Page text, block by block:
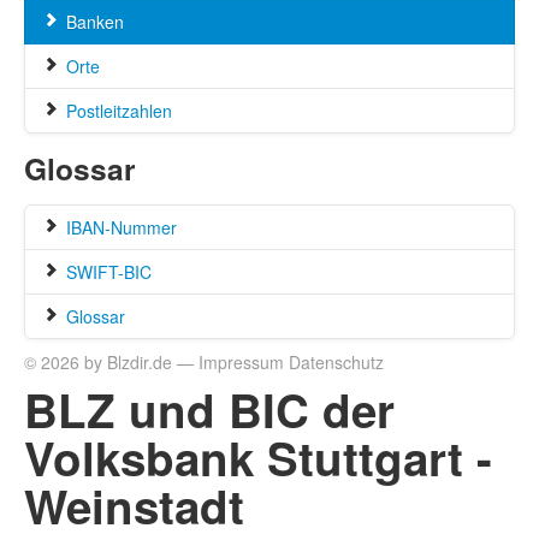
Banken
Orte
Postleitzahlen
Glossar
IBAN-Nummer
SWIFT-BIC
Glossar
© 2026 by Blzdir.de — Impressum Datenschutz
BLZ und BIC der
Volksbank Stuttgart -
Weinstadt